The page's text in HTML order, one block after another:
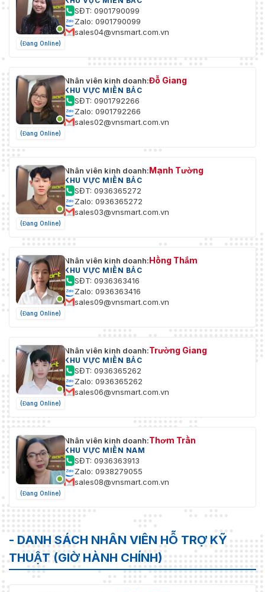
(Đang Online)
SĐT: 0901790099
Zalo: 0901790099
sales04@vnsmart.com.vn
(Đang Online)
Nhân viên kinh doanh:Đỗ Giang
KHU VỰC MIỀN BẮC
SĐT: 0901792266
Zalo: 0901792266
sales02@vnsmart.com.vn
(Đang Online)
Nhân viên kinh doanh:Mạnh Tường
KHU VỰC MIỀN BẮC
SĐT: 0936365272
Zalo: 0936365272
sales03@vnsmart.com.vn
(Đang Online)
Nhân viên kinh doanh:Hồng Thắm
KHU VỰC MIỀN BẮC
SĐT: 0936363416
Zalo: 0936363416
sales09@vnsmart.com.vn
(Đang Online)
Nhân viên kinh doanh:Trường Giang
KHU VỰC MIỀN BẮC
SĐT: 0936365262
Zalo: 0936365262
sales06@vnsmart.com.vn
(Đang Online)
Nhân viên kinh doanh:Thơm Trần
KHU VỰC MIỀN NAM
SĐT: 0936363913
Zalo: 0938279055
sales08@vnsmart.com.vn
- DANH SÁCH NHÂN VIÊN HỖ TRỢ KỸ
THUẬT (GIỜ HÀNH CHÍNH)